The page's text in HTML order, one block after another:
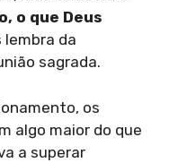
o que Deus
lembra da
sagrada.
os
algo maior do que
a superar